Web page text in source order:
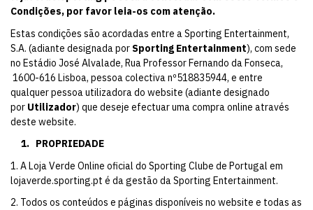
Condições, por favor leia-os com atenção.
Estas condições são acordadas entre a Sporting Entertainment,
S.A. (adiante designada por Sporting Entertainment), com sede
no Estádio José Alvalade, Rua Professor Fernando da Fonseca,
1600-616 Lisboa, pessoa colectiva nº518835944, e entre
qualquer pessoa utilizadora do website (adiante designado
por Utilizador) que deseje efectuar uma compra online através
deste website.
1. PROPRIEDADE
1. A Loja Verde Online oficial do Sporting Clube de Portugal em
lojaverde.sporting.pt é da gestão da Sporting Entertainment.
2. Todos os conteúdos e páginas disponíveis no website e todas as